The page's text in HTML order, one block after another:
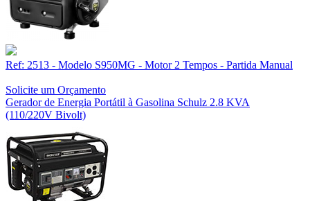
Ref: 2513 - Modelo S950MG - Motor 2 Tempos - Partida Manual
Solicite um Orçamento
Gerador de Energia Portátil à Gasolina Schulz 2.8 KVA
(110/220V Bivolt)